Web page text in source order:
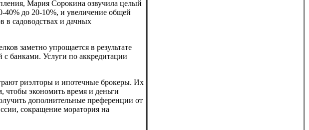
Мария Сорокина озвучила целый
40% до 20-10%, и увеличение общей
в садоводствах и дачных
заметно упрощается в результате
с банками. Услуги по аккредитации
риэлторы и ипотечные брокеры. Их
чтобы экономить время и деньги
дополнительные преференции от
сокращение моратория на